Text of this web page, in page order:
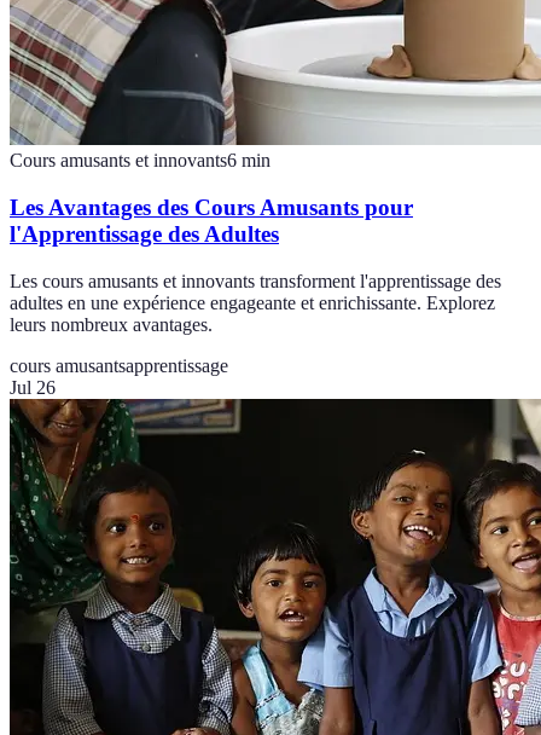
Cours amusants et innovants6 min
Les Avantages des Cours Amusants pour
l'Apprentissage des Adultes
Les cours amusants et innovants transforment l'apprentissage des
adultes en une expérience engageante et enrichissante. Explorez
leurs nombreux avantages.
cours amusantsapprentissage
Jul 26